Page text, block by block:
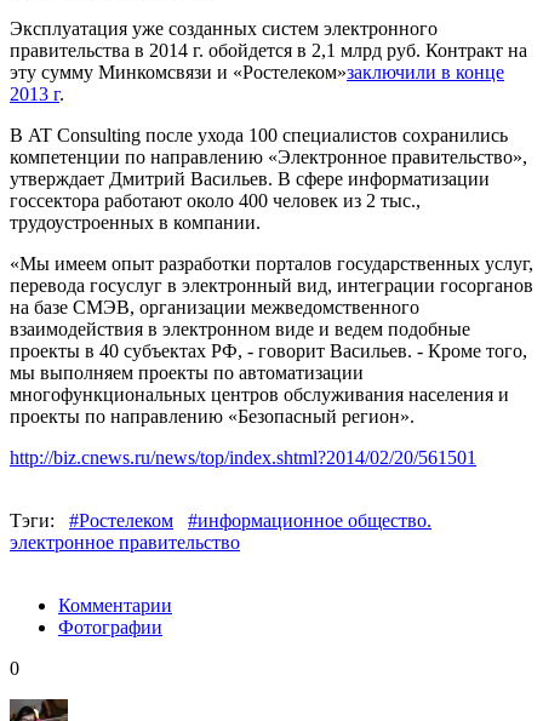
Эксплуатация уже созданных систем электронного
правительства в 2014 г. обойдется в 2,1 млрд руб. Контракт на
эту сумму Минкомсвязи и «Ростелеком»заключили в конце
2013 г.
В AT Consulting после ухода 100 специалистов сохранились
компетенции по направлению «Электронное правительство»,
утверждает Дмитрий Васильев. В сфере информатизации
госсектора работают около 400 человек из 2 тыс.,
трудоустроенных в компании.
«Мы имеем опыт разработки порталов государственных услуг,
перевода госуслуг в электронный вид, интеграции госорганов
на базе СМЭВ, организации межведомственного
взаимодействия в электронном виде и ведем подобные
проекты в 40 субъектах РФ, - говорит Васильев. - Кроме того,
мы выполняем проекты по автоматизации
многофункциональных центров обслуживания населения и
проекты по направлению «Безопасный регион».
http://biz.cnews.ru/news/top/index.shtml?2014/02/20/561501
Тэги: #Ростелеком
#информационное общество.
электронное правительство
Комментарии
Фотографии
0